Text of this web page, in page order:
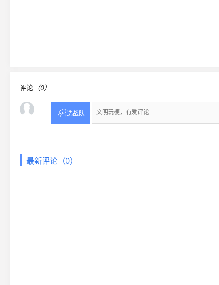
评论 （0）
选战队
最新评论（0）